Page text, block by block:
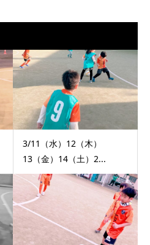
3/11（水）12（木）
13（金）14（土）2...